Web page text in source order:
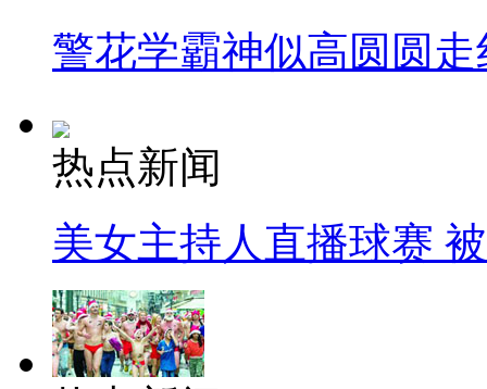
警花学霸神似高圆圆走
热点新闻
美女主持人直播球赛